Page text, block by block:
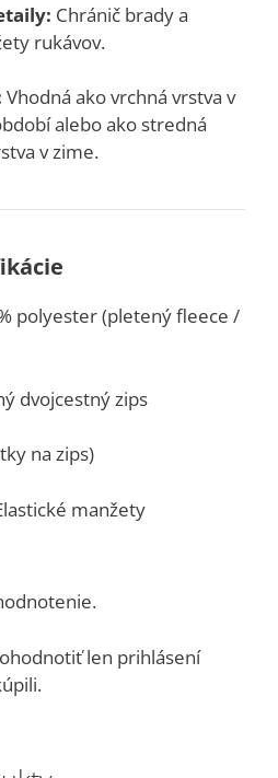
Chránič brady a
rukávov.
Vhodná ako vrchná vrstva v
alebo ako stredná
v zime.
polyester (pletený fleece /
dvojcestný zips
na zips)
manžety
len prihlásení